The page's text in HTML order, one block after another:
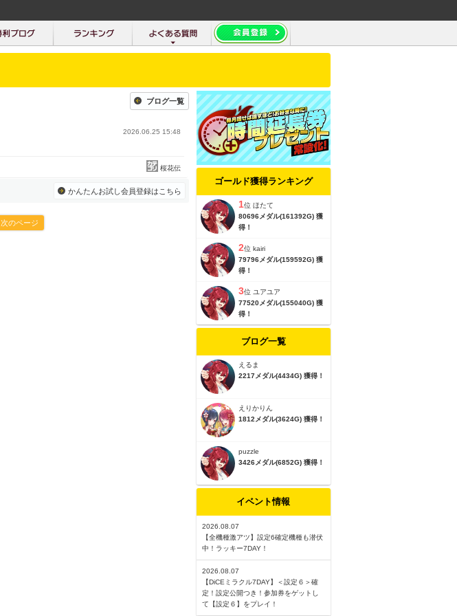
ブログ一覧
2026.06.25 15:48
桜花伝
かんたんお試し会員登録はこちら
次のページ
ゴールド獲得ランキング
1位 ほたて
80696メダル(161392G) 獲
得！
2位 kairi
79796メダル(159592G) 獲
得！
3位 ユアユア
77520メダル(155040G) 獲
得！
ブログ一覧
えるま
2217メダル(4434G) 獲得！
えりかりん
1812メダル(3624G) 獲得！
puzzle
3426メダル(6852G) 獲得！
イベント情報
2026.08.07
【全機種激アツ】設定6確定機種も潜伏
中！ラッキー7DAY！
2026.08.07
【DiCEミラクル7DAY】＜設定６＞確
定！設定公開つき！参加券をゲットし
て【設定６】をプレイ！